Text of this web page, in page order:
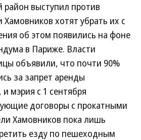
выступил против
хотят убрать их с
об этом появились на фоне
в Париже. Власти
объявили, что почти 90%
за запрет аренды
мэрия с 1 сентября
договоры с прокатными
Хамовников пока лишь
езду по пешеходным